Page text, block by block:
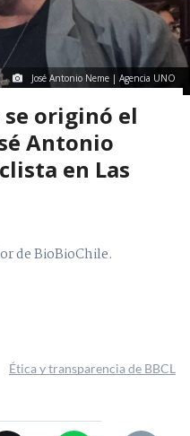
José Antonio Neme | Agencia UNO
originó el
Antonio
en Las
de BioBioChile.
Ética y transparencia de BBCL